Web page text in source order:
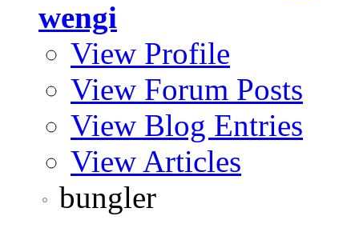
wengi
View Profile
View Forum Posts
View Blog Entries
View Articles
bungler